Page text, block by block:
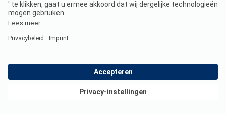
Afvalstoffenheffing
Stroom Niet inbegrepen
Bekijk deals